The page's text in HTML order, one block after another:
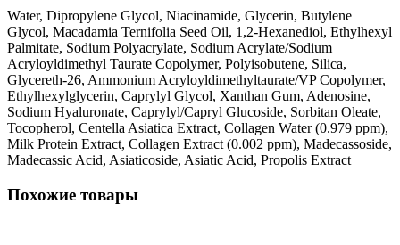
Water, Dipropylene Glycol, Niacinamide, Glycerin, Butylene
Glycol, Macadamia Ternifolia Seed Oil, 1,2-Hexanediol, Ethylhexyl
Palmitate, Sodium Polyacrylate, Sodium Acrylate/Sodium
Acryloyldimethyl Taurate Copolymer, Polyisobutene, Silica,
Glycereth-26, Ammonium Acryloyldimethyltaurate/VP Copolymer,
Ethylhexylglycerin, Caprylyl Glycol, Xanthan Gum, Adenosine,
Sodium Hyaluronate, Caprylyl/Capryl Glucoside, Sorbitan Oleate,
Tocopherol, Centella Asiatica Extract, Collagen Water (0.979 ppm),
Milk Protein Extract, Collagen Extract (0.002 ppm), Madecassoside,
Madecassic Acid, Asiaticoside, Asiatic Acid, Propolis Extract
Похожие товары